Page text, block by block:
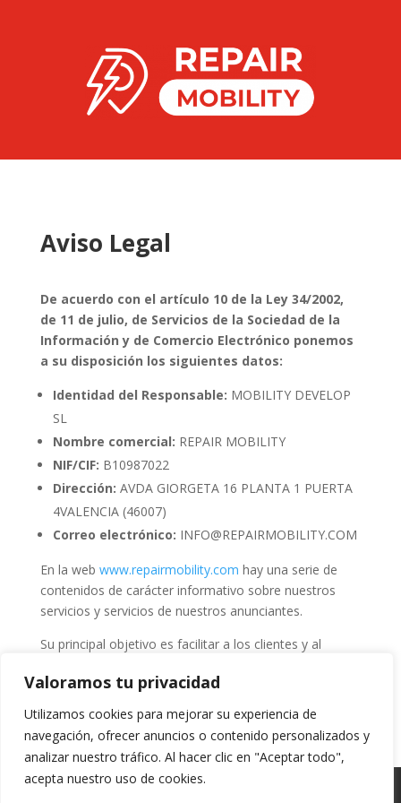
Valoramos tu privacidad
Utilizamos cookies para mejorar su experiencia de
navegación, ofrecer anuncios o contenido personalizados y
analizar nuestro tráfico. Al hacer clic en "Aceptar todo",
acepta nuestro uso de cookies.
Aviso Legal
De acuerdo con el artículo 10 de la Ley 34/2002,
de 11 de julio, de Servicios de la Sociedad de la
Información y de Comercio Electrónico ponemos
a su disposición los siguientes datos:
Identidad del Responsable: MOBILITY DEVELOP
SL
Nombre comercial: REPAIR MOBILITY
NIF/CIF: B10987022
Dirección: AVDA GIORGETA 16 PLANTA 1 PUERTA
4VALENCIA (46007)
Correo electrónico: INFO@REPAIRMOBILITY.COM
En la web www.repairmobility.com hay una serie de
contenidos de carácter informativo sobre nuestros
servicios y servicios de nuestros anunciantes.
Su principal objetivo es facilitar a los clientes y al
empresa, a los productos y servicios que se ofrecen.
Política de privacidad